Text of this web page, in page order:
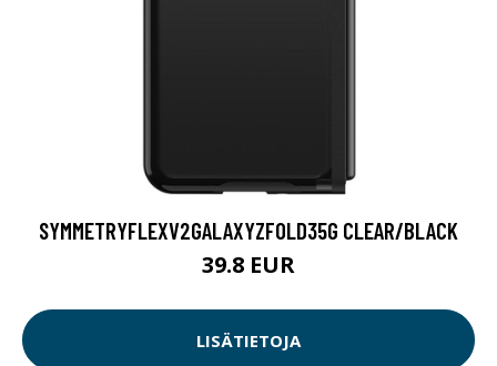
SYMMETRYFLEXV2GALAXYZFOLD35G CLEAR/BLACK
39.8 EUR
LISÄTIETOJA